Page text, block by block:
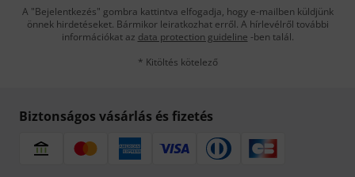
A "Bejelentkezés" gombra kattintva elfogadja, hogy e-mailben küldjünk
önnek hirdetéseket. Bármikor leiratkozhat erről. A hírlevélről további
információkat az data protection guideline -ben talál.
* Kitöltés kötelező
Biztonságos vásárlás és fizetés